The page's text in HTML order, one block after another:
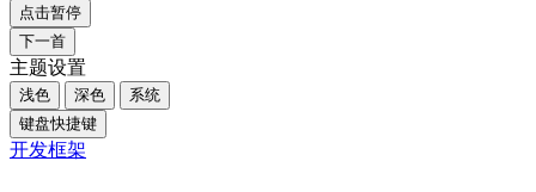
点击暂停
下一首
主题设置
浅色 深色
系统
键盘快捷键
开发框架